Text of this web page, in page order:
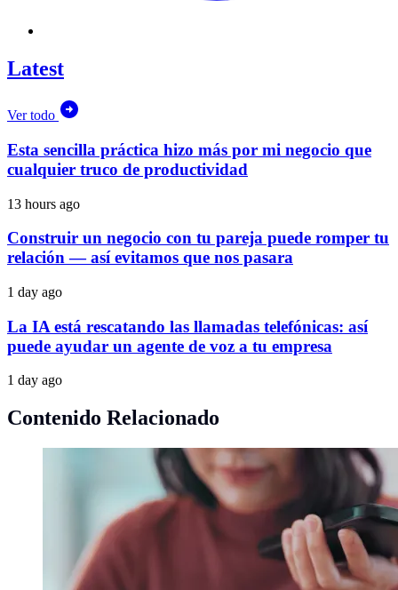
Latest
Ver todo
Esta sencilla práctica hizo más por mi negocio que
cualquier truco de productividad
13 hours ago
Construir un negocio con tu pareja puede romper tu
relación — así evitamos que nos pasara
1 day ago
La IA está rescatando las llamadas telefónicas: así
puede ayudar un agente de voz a tu empresa
1 day ago
Contenido Relacionado